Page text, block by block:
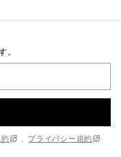
。
プライバシー規約